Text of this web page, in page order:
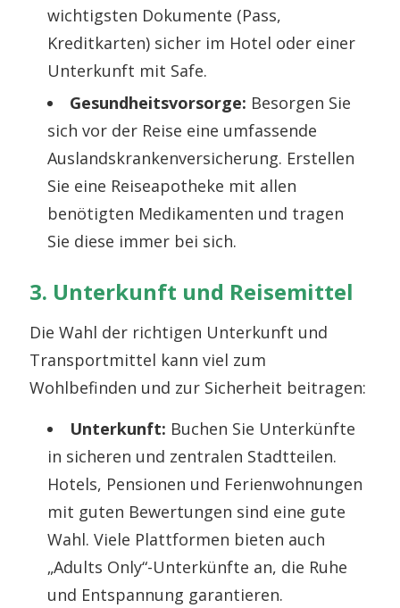
wichtigsten Dokumente (Pass,
Kreditkarten) sicher im Hotel oder einer
Unterkunft mit Safe.
Gesundheitsvorsorge: Besorgen Sie
sich vor der Reise eine umfassende
Auslandskrankenversicherung. Erstellen
Sie eine Reiseapotheke mit allen
benötigten Medikamenten und tragen
Sie diese immer bei sich.
3. Unterkunft und Reisemittel
Die Wahl der richtigen Unterkunft und
Transportmittel kann viel zum
Wohlbefinden und zur Sicherheit beitragen:
Unterkunft: Buchen Sie Unterkünfte
in sicheren und zentralen Stadtteilen.
Hotels, Pensionen und Ferienwohnungen
mit guten Bewertungen sind eine gute
Wahl. Viele Plattformen bieten auch
„Adults Only“-Unterkünfte an, die Ruhe
und Entspannung garantieren.